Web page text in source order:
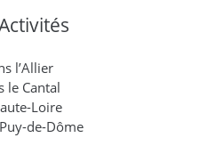
l’Allier
le Cantal
Loire
de-Dôme